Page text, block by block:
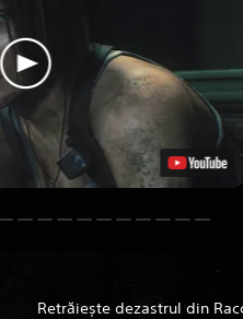
Retrăiește dezastrul din